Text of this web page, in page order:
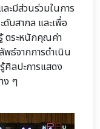
ะมีส่วนร่วมในการ
บสากล และเพื่อ
รู้ ตระหนักคุณค่า
ธ์จากการดำเนิน
ศิลปะการแสดง
ง ๆ